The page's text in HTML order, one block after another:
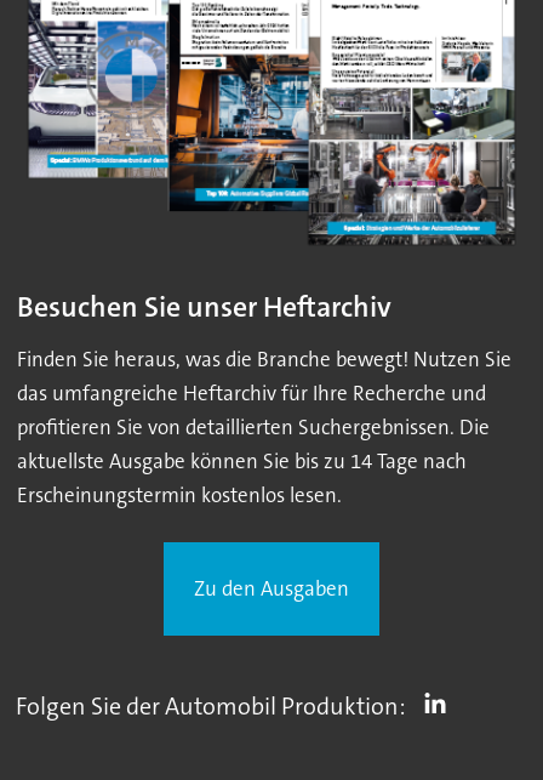
Besuchen Sie unser Heftarchiv
Finden Sie heraus, was die Branche bewegt! Nutzen Sie
das umfangreiche Heftarchiv für Ihre Recherche und
profitieren Sie von detaillierten Suchergebnissen. Die
aktuellste Ausgabe können Sie bis zu 14 Tage nach
Erscheinungstermin kostenlos lesen.
Zu den Ausgaben
Folgen Sie der Automobil Produktion: